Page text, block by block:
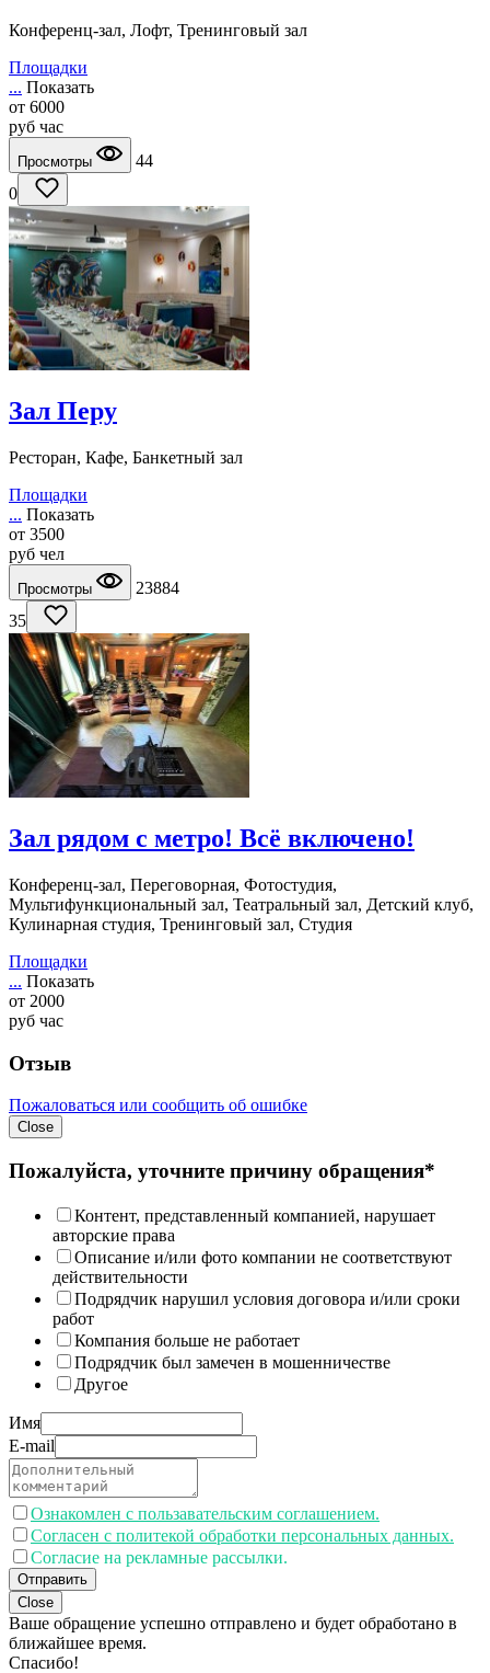
Конференц-зал, Лофт, Тренинговый зал
Площадки
... Показать
от 6000
руб час
Просмотры
44
0
Зал Перу
Ресторан, Кафе, Банкетный зал
Площадки
... Показать
от 3500
руб чел
Просмотры
23884
35
Зал рядом с метро! Всё включено!
Конференц-зал, Переговорная, Фотостудия,
Мультифункциональный зал, Театральный зал, Детский клуб,
Кулинарная студия, Тренинговый зал, Студия
Площадки
... Показать
от 2000
руб час
Отзыв
Пожаловаться или сообщить об ошибке
Close
Пожалуйста, уточните причину обращения*
Контент, представленный компанией, нарушает
авторские права
Описание и/или фото компании не соответствуют
действительности
Подрядчик нарушил условия договора и/или сроки
работ
Компания больше не работает
Подрядчик был замечен в мошенничестве
Другое
Имя
E-mail
Ознакомлен с пользавательским соглашением.
Согласен с политекой обработки персональных данных.
Согласие на рекламные рассылки.
Отправить
Close
Ваше обращение успешно отправлено и будет обработано в
ближайшее время.
Спасибо!